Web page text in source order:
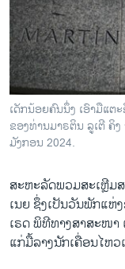
ພາສາອັງກິດ
ວີດີໂອ
ສຽງ
ລາຍການກະຈາຍສຽງ
ລາຍງານ
ຕິດຕາມພວກເຮົາ ທີ່
ພາສາຕ່າງໆ
ເດັກນ້ອຍຄົນນຶ່ງ ເອົາມືແຕ
ຂອງທ່ານມາຣຕິນ ລູເຕີ ຄິ
ມັງກອນ 2024.
ສະຫະລັດພວມສະເຫຼີມ
ເນຍ ຊຶ່ງເປັນວັນພັກແ
ເຣດ ພິທີທາງສາສະໜາ
ແກ່ມື້ລາງນັກເຄື່ອນໄຫ